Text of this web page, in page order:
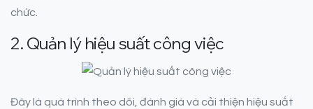
chức.
2. Quản lý hiệu suất công việc
Đây là quá trình theo dõi, đánh giá và cải thiện hiệu suất